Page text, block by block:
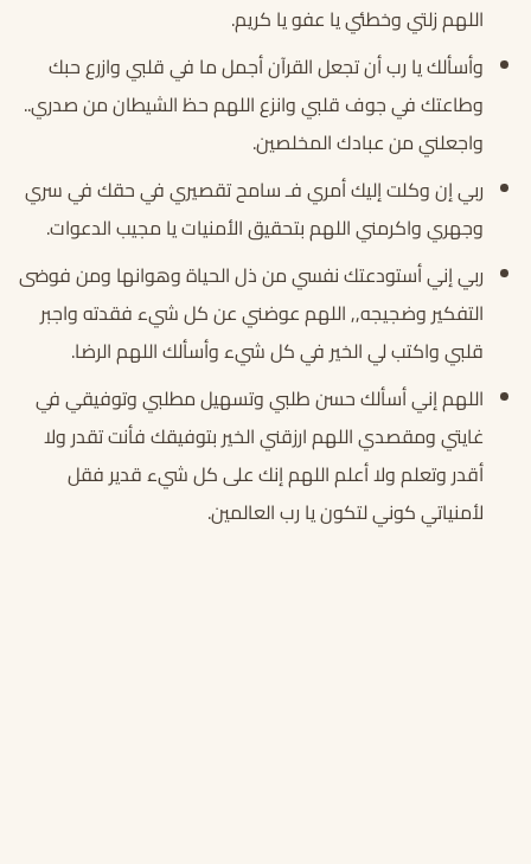
اللهم زلتي وخطئي يا عفو يا كريم.
وأسألك يا رب أن تجعل القرآن أجمل ما في قلبي وازرع حبك
وطاعتك في جوف قلبي وانزع اللهم حظ الشيطان من صدري..
واجعلني من عبادك المخلصين.
ربي إن وكلت إليك أمري فـ سامح تقصيري في حقك في سري
وجهري واكرمني اللهم بتحقيق الأمنيات يا مجيب الدعوات.
ربي إني أستودعتك نفسي من ذل الحياة وهوانها ومن فوضى
التفكير وضجيجه,, اللهم عوضني عن كل شيء فقدته واجبر
قلبي واكتب لي الخير في كل شيء وأسألك اللهم الرضا.
اللهم إني أسألك حسن طلبي وتسهيل مطلبي وتوفيقي في
غايتي ومقصدي اللهم ارزقني الخير بتوفيقك فأنت تقدر ولا
أقدر وتعلم ولا أعلم اللهم إنك على كل شيء قدير فقل
لأمنياتي كوني لتكون يا رب العالمين.